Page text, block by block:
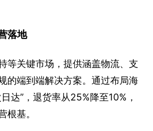
落地
等关键市场，提供涵盖物流、支
的端到端解决方案。通过布局海
达”，退货率从25%降至10%，
根基。